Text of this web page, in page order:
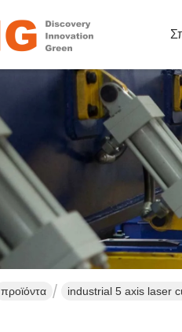
προϊόντα industrial 5 axis laser